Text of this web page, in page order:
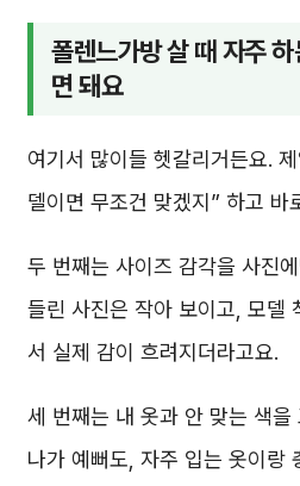
폴렌느가방 살 때 자주
면 돼요
여기서 많이들 헷갈리거든요.
델이면 무조건 맞겠지” 하고 바
두 번째는 사이즈 감각을 사진
들린 사진은 작아 보이고, 모델
서 실제 감이 흐려지더라고요.
세 번째는 내 옷과 안 맞는 색을
나가 예뻐도, 자주 입는 옷이랑